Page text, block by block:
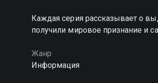
Каждая серия рассказывает о
получили мировое признание и
Жанр
Информация